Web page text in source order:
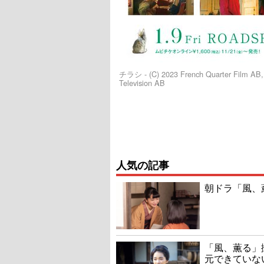
チラシ - (C) 2023 French Quarter Film
Television AB
人気の記事
朝ドラ「風
「風、薫る
元できていな